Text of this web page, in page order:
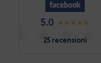
5.0
25 recensioni